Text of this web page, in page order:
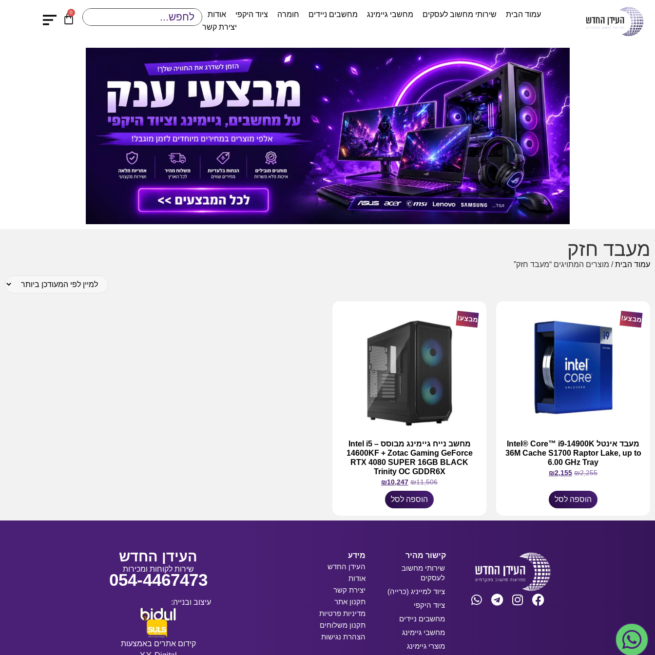
עמוד הבית שירותי מחשוב לעסקים מחשבי גיימינג מחשבים ניידים חומרה ציוד היקפי
אודות
יצירת קשר
0
מעבד חזק
עמוד הבית/ מוצרים המתויגים “מעבד חזק”
מבצע!
מעבד אינטל Intel® Core™ i9-14900K
36M Cache S1700 Raptor Lake, up to
6.00 GHz Tray
₪2,255
₪2,155
הוספה לסל
מבצע!
מחשב נייח גיימינג מבוסס Intel i5 –
14600KF + Zotac Gaming GeForce
RTX 4080 SUPER 16GB BLACK
Trinity OC GDDR6X
₪11,506
₪10,247
הוספה לסל
קישור מהיר
שירותי מחשוב
לעסקים
ציוד למייניג (כרייה)
ציוד היקפי
מחשבים ניידים
מחשבי גיימינג
מוצרי גיימינג
מידע
העידן החדש
אודות
יצירת קשר
תקנון אתר
מדיניות פרטיות
תקנון משלוחים
הצהרת נגישות
העידן החדש
שירות לקוחות ומכירות
054-4467473
עיצוב ובנייה:
קידום אתרים באמצעות